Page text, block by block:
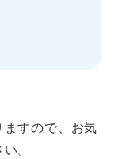
すので、お気
。